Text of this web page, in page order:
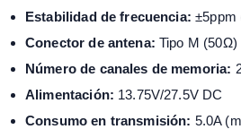
Estabilidad de frecuencia: ±5ppm
Conector de antena: Tipo M (50Ω)
Número de canales de memoria:
Alimentación: 13.75V/27.5V DC
Consumo en transmisión: 5.0A